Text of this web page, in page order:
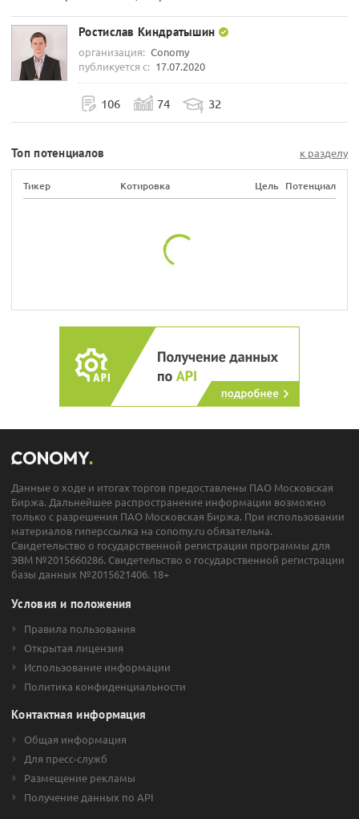
Ростислав Киндратышин
организация: Conomy
публикуется с: 17.07.2020
106 74 32
Топ потенциалов к разделу
Тикер Котировка Цель Потенциал
Данные о ходе и итогах торгов предоставлены ПАО Московская
Биржа. Дальнейшее распространение информации возможно
только с разрешения ПАО Московская Биржа. При использовании
материалов гиперссылка на conomy.ru обязательна.
Свидетельство о государственной регистрации программы для
ЭВМ №2015660286. Свидетельство о государственной регистрации
базы данных №2015621406. 18+
Условия и положения
Правила пользования
Открытая лицензия
Использование информации
Политика конфиденциальности
Контактная информация
Общая информация
Для пресс-служб
Размещение рекламы
Получение данных по API